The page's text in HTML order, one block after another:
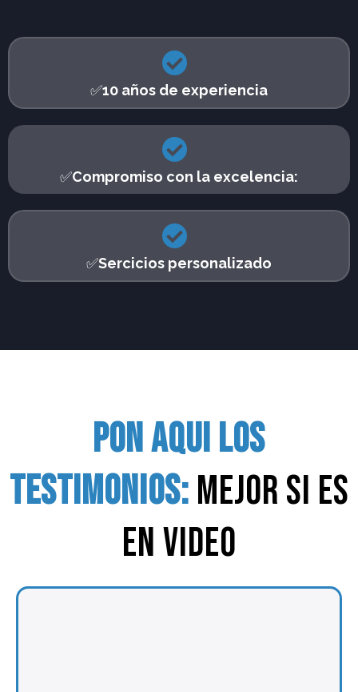
✅10 años de experiencia
✅Compromiso con la excelencia:
✅Sercicios personalizado
pon aqui los
testimonios: mejor si es
en video